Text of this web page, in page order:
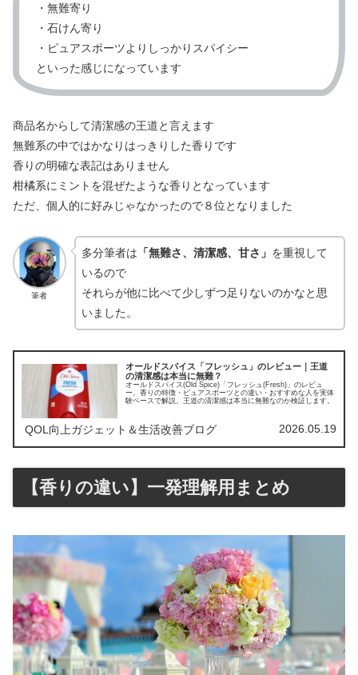
・無難寄り
・石けん寄り
・ピュアスポーツよりしっかりスパイシー
といった感じになっています
商品名からして清潔感の王道と言えます
無難系の中ではかなりはっきりした香りです
香りの明確な表記はありません
柑橘系にミントを混ぜたような香りとなっています
ただ、個人的に好みじゃなかったので８位となりました
筆者
多分筆者は 「無難さ、清潔感、甘さ」 を重視して
いるので
それらが他に比べて少しずつ足りないのかなと思
いました。
オールドスパイス「フレッシュ」のレビュー｜王道
の清潔感は本当に無難？
オールドスパイス(Old Spice)「フレッシュ(Fresh)」のレビュ
ー。香りの特徴・ピュアスポーツとの違い・おすすめな人を実体
験ベースで解説。王道の清潔感は本当に無難なのか検証します。
QOL向上ガジェット＆生活改善ブログ 2026.05.19
【香りの違い】一発理解用まとめ